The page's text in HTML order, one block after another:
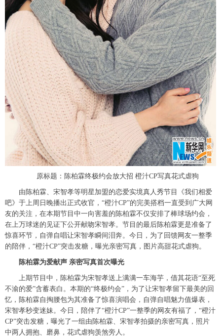
原标题：陈柏霖终极约会放大招 橙汁CP写真花式虐狗
由陈柏霖、宋智孝等明星加盟的恋爱实境真人秀节目《我们相爱
吧》于上周日晚播出正式收官，“橙汁CP”的完美搭档一直受到广大网
友的关注，在本期节目中一向害羞的陈柏霖不仅安排了棒球场约会，
在上万球迷的见证下公开献吻宋智孝。节目的最后陈柏霖更是准备了
惊喜环节，自弹自唱让宋智孝瞬间泪奔。今日，为了回馈网友一整季
的陪伴，“橙汁CP”突击发糖，曝光亲密写真，图片高甜花式虐狗。
陈柏霖为爱献声 亲密写真首次曝光
上期节目中，陈柏霖为宋智孝送上满满一车海芋，借其花语“至死
不渝的爱”含蓄表白。本期的“终极约会”，为了让宋智孝留下最美的回
忆，陈柏霖自掏腰包为其准备了惊喜演唱会，自弹自唱魅力值爆表，
宋智孝秒变迷妹。今日，陪伴了“橙汁CP”一整季的网友有福了，“橙汁
CP”突击发糖，曝光了一组由陈柏霖、宋智孝拍摄的亲密写真，照片
中两人拥抱、磨鼻，花式虐狗羡煞旁人。